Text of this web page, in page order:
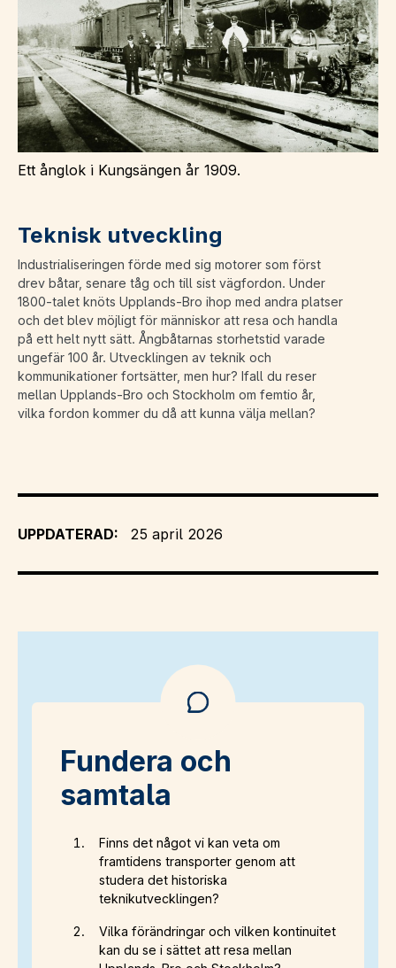
Ett ånglok i Kungsängen år 1909.
Teknisk utveckling
Industrialiseringen förde med sig motorer som först
drev båtar, senare tåg och till sist vägfordon. Under
1800-talet knöts Upplands-Bro ihop med andra platser
och det blev möjligt för människor att resa och handla
på ett helt nytt sätt. Ångbåtarnas storhetstid varade
ungefär 100 år. Utvecklingen av teknik och
kommunikationer fortsätter, men hur? Ifall du reser
mellan Upplands-Bro och Stockholm om femtio år,
vilka fordon kommer du då att kunna välja mellan?
UPPDATERAD: 25 april 2026
Fundera och
samtala
Finns det något vi kan veta om
framtidens transporter genom att
studera det historiska
teknikutvecklingen?
Vilka förändringar och vilken kontinuitet
kan du se i sättet att resa mellan